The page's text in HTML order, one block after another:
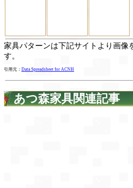
家具パターンは下記サイトより画像
す。
引用元： Data Spreadsheet for ACNH
あつ森家具関連記事